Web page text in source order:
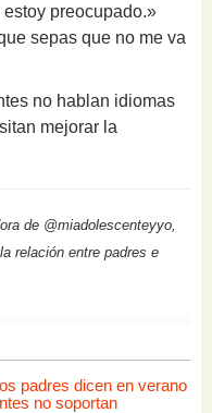
preocupado.»
sepas que no me va
no hablan idiomas
mejorar la
de @miadolescenteyyo,
relación entre padres e
padres dicen en verano
no soportan